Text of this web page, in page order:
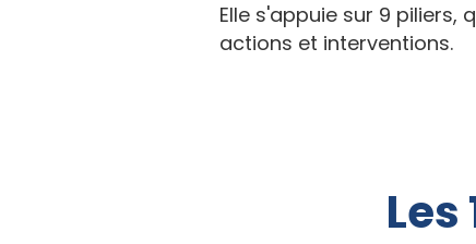
Elle s'appuie sur 9
actions et interventions.
Les